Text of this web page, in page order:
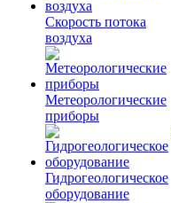
Скорость потока
воздуха
Метеорологические
приборы
Гидрогеологическое
оборудование